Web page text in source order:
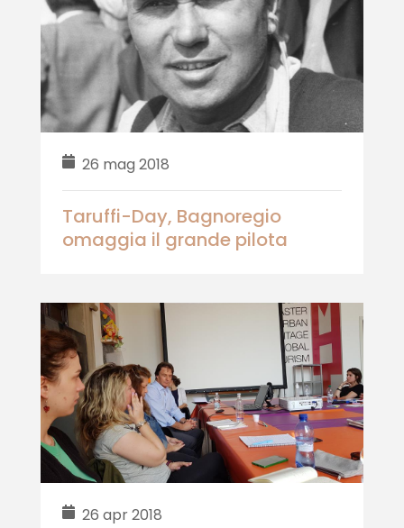
26 mag 2018
Taruffi-Day, Bagnoregio
omaggia il grande pilota
26 apr 2018